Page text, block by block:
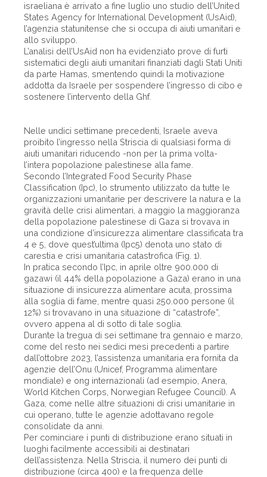
israeliana è arrivato a fine luglio uno studio dell’United
States Agency for International Development (UsAid),
l’agenzia statunitense che si occupa di aiuti umanitari e
allo sviluppo.
L’analisi dell’UsAid non ha evidenziato prove di furti
sistematici degli aiuti umanitari finanziati dagli Stati Uniti
da parte Hamas, smentendo quindi la motivazione
addotta da Israele per sospendere l’ingresso di cibo e
sostenere l’intervento della Ghf.
Nelle undici settimane precedenti, Israele aveva
proibito l’ingresso nella Striscia di qualsiasi forma di
aiuti umanitari riducendo -non per la prima volta-
l’intera popolazione palestinese alla fame.
Secondo l’Integrated Food Security Phase
Classification (Ipc), lo strumento utilizzato da tutte le
organizzazioni umanitarie per descrivere la natura e la
gravità delle crisi alimentari, a maggio la maggioranza
della popolazione palestinese di Gaza si trovava in
una condizione d’insicurezza alimentare classificata tra
4 e 5, dove quest’ultima (Ipc5) denota uno stato di
carestia e crisi umanitaria catastrofica (Fig. 1).
In pratica secondo l’Ipc, in aprile oltre 900.000 di
gazawi (il 44% della popolazione a Gaza) erano in una
situazione di insicurezza alimentare acuta, prossima
alla soglia di fame, mentre quasi 250.000 persone (il
12%) si trovavano in una situazione di “catastrofe”,
ovvero appena al di sotto di tale soglia.
Durante la tregua di sei settimane tra gennaio e marzo,
come del resto nei sedici mesi precedenti a partire
dall’ottobre 2023, l’assistenza umanitaria era fornita da
agenzie dell’Onu (Unicef, Programma alimentare
mondiale) e ong internazionali (ad esempio, Anera,
World Kitchen Corps, Norwegian Refugee Council). A
Gaza, come nelle altre situazioni di crisi umanitarie in
cui operano, tutte le agenzie adottavano regole
consolidate da anni.
Per cominciare i punti di distribuzione erano situati in
luoghi facilmente accessibili ai destinatari
dell’assistenza. Nella Striscia, il numero dei punti di
distribuzione (circa 400) e la frequenza delle